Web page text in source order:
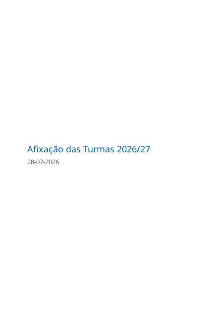
Afixação das Turmas 2026/27
28-07-2026